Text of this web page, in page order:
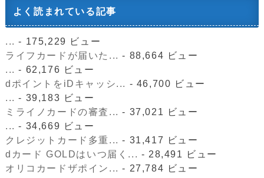
よく読まれている記事
... - 175,229 ビュー
ライフカードが届いた... - 88,664 ビュー
... - 62,176 ビュー
dポイントをiDキャッシ... - 46,700 ビュー
... - 39,183 ビュー
ミライノカードの審査... - 37,021 ビュー
... - 34,669 ビュー
クレジットカード多重... - 31,417 ビュー
dカード GOLDはいつ届く... - 28,491 ビュー
オリコカードザポイン... - 27,784 ビュー